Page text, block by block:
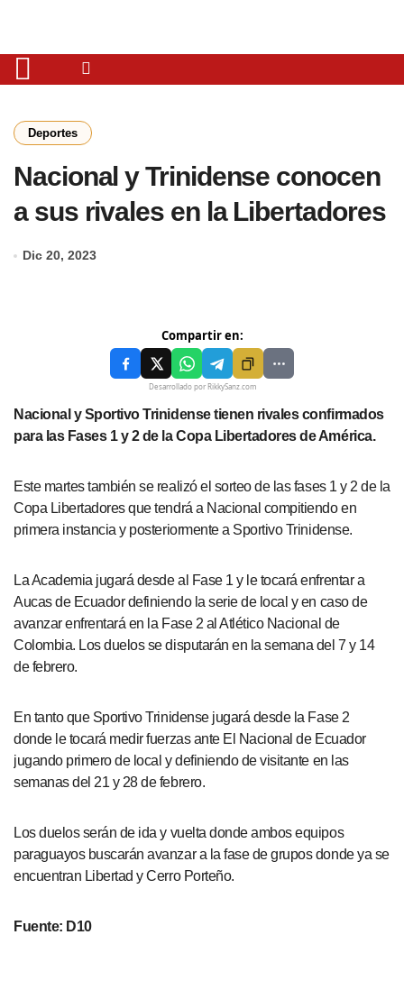
Deportes
Nacional y Trinidense conocen
a sus rivales en la Libertadores
Dic 20, 2023
Compartir en:
Desarrollado por RikkySanz.com
Nacional y Sportivo Trinidense tienen rivales confirmados
para las Fases 1 y 2 de la Copa Libertadores de América.
Este martes también se realizó el sorteo de las fases 1 y 2 de la
Copa Libertadores que tendrá a Nacional compitiendo en
primera instancia y posteriormente a Sportivo Trinidense.
La Academia jugará desde al Fase 1 y le tocará enfrentar a
Aucas de Ecuador definiendo la serie de local y en caso de
avanzar enfrentará en la Fase 2 al Atlético Nacional de
Colombia. Los duelos se disputarán en la semana del 7 y 14
de febrero.
En tanto que Sportivo Trinidense jugará desde la Fase 2
donde le tocará medir fuerzas ante El Nacional de Ecuador
jugando primero de local y definiendo de visitante en las
semanas del 21 y 28 de febrero.
Los duelos serán de ida y vuelta donde ambos equipos
paraguayos buscarán avanzar a la fase de grupos donde ya se
encuentran Libertad y Cerro Porteño.
Fuente: D10